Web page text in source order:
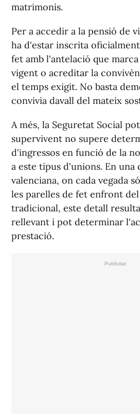
matrimonis.
Per a accedir a la pensió de
ha d'estar inscrita
fet amb l'antelació que
vigent o acreditar la
el temps exigit. No basta
convivia davall del mateix
A més, la Seguretat Social
supervivent no supere
d'ingressos en funció de la
a este tipus d'unions. En
valenciana, on cada vegada
les parelles de fet enfront
tradicional, este detall
rellevant i pot determinar
prestació.